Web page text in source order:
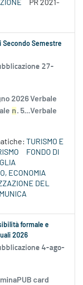
PR 2021-
Secondo Semestre
27-
2026 Verbale
n. 5...Verbale
TURISMO E
FONDO DI
ECONOMIA
DEL
formale e
2026
4-ago-
card